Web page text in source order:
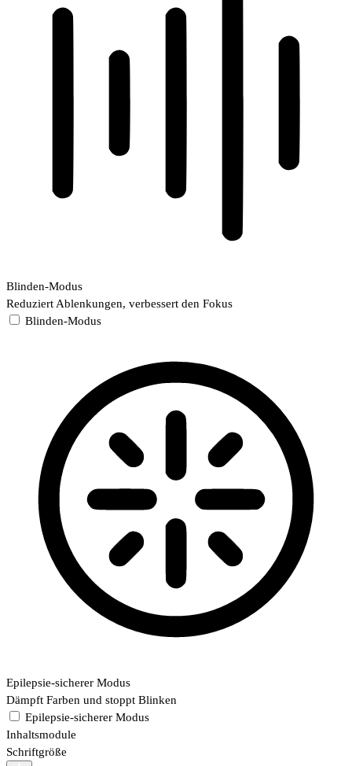
Blinden-Modus
Reduziert Ablenkungen, verbessert den Fokus
Blinden-Modus
Epilepsie-sicherer Modus
Dämpft Farben und stoppt Blinken
Epilepsie-sicherer Modus
Inhaltsmodule
Schriftgröße